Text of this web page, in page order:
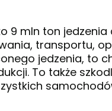
9 mln ton jedzenia
transportu,
jedzenia, to
To także